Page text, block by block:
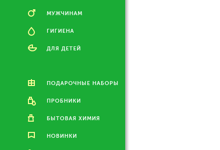
МУЖЧИНАМ
ГИГИЕНА
ДЛЯ ДЕТЕЙ
ПОДАРОЧНЫЕ НАБОРЫ
ПРОБНИКИ
БЫТОВАЯ ХИМИЯ
НОВИНКИ